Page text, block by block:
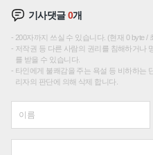
기사댓글0개
200자까지 쓰실 수 있습니다. (현재 0 byte /
저작권 등 다른 사람의 권리를 침해하거나
를 받을 수 있습니다.
타인에게 불쾌감을 주는 욕설 등 비하하는
리자의 판단에 의해 삭제 합니다.